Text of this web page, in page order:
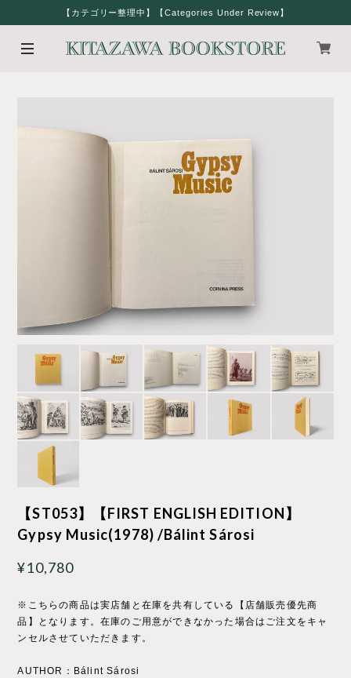
【カテゴリー整理中】【Categories Under Review】
【ST053】【FIRST ENGLISH EDITION】
Gypsy Music(1978) /Bálint Sárosi
¥10,780
※こちらの商品は実店舗と在庫を共有している【店舗販売優先商
品】となります。在庫のご用意ができなかった場合はご注文をキャ
ンセルさせていただきます。
AUTHOR：Bálint Sárosi